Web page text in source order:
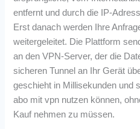
entfernt und durch die IP-
Erst danach werden Ihre
weitergeleitet. Die Plattform
an den VPN-Server, der die
sicheren Tunnel an Ihr Gerät
geschieht in Millisekunden und
abo mit vpn nutzen können,
Kauf nehmen zu müssen.